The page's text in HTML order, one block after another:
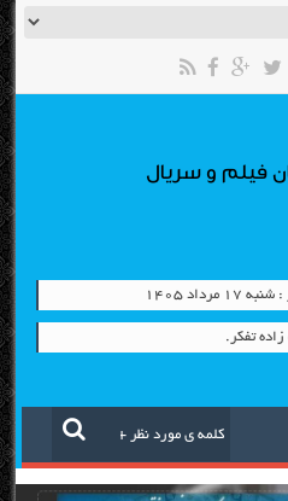
فیلم و سریال
۱۴۰۵
تفکر.